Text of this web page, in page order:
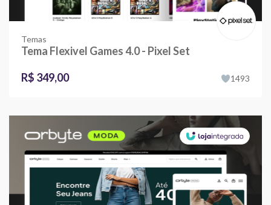
Temas
Tema Flexivel Games 4.0 - Pixel Set
R$ 349,00
1493